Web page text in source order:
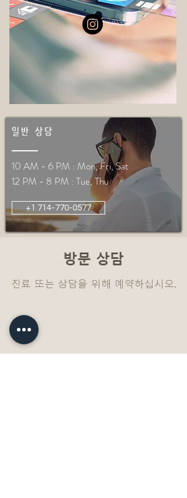
일반 상담
10 AM - 6 PM : Mon, Fri, Sat
12 PM - 8 PM : Tue, Thu
+1 714-770-0577
방문 상담
진료 또는 상담을 위해 예약하십시오.